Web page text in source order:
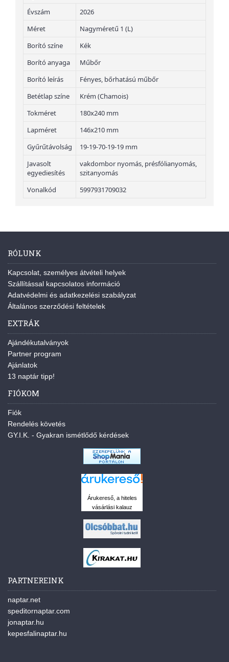
Évszám
2026
Méret
Nagyméretű 1 (L)
Borító színe
Kék
Borító anyaga
Műbőr
Borító leírás
Fényes, bőrhatású műbőr
Betétlap színe
Krém (Chamois)
Tokméret
180x240 mm
Lapméret
146x210 mm
Gyűrűtávolság
19-19-70-19-19 mm
Javasolt
egyediesítés
vakdombor nyomás, présfólianyomás,
szitanyomás
Vonalkód
5997931709032
RÓLUNK
Kapcsolat, személyes átvételi helyek
Szállítással kapcsolatos információ
Adatvédelmi és adatkezelési szabályzat
Általános szerződési feltételek
EXTRÁK
Ajándékutalványok
Partner program
Ajánlatok
13 naptár tipp!
FIÓKOM
Fiók
Rendelés követés
GY.I.K. - Gyakran ismétlődő kérdések
Árukereső, a hiteles
vásárlási kalauz
PARTNEREINK
naptar.net
speditornaptar.com
jonaptar.hu
kepesfalinaptar.hu